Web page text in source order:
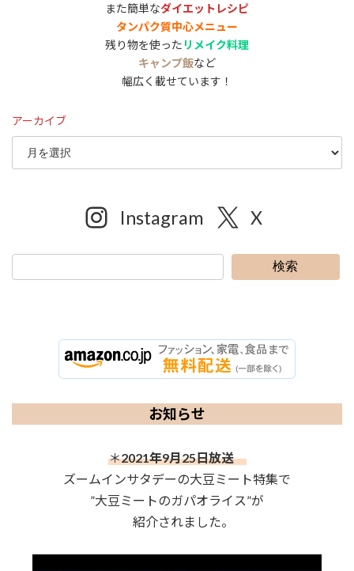
また簡単なダイエットレシピ
タンパク質中心メニュー
残り物を使った リメイク料理
キャンプ飯など
幅広く載せています！
アーカイブ
Instagram X
検索
お知らせ
＊2021年9月25日放送
ズームインサタデーの大豆ミート特集で
”大豆ミートのガパオライス”が
紹介されました。